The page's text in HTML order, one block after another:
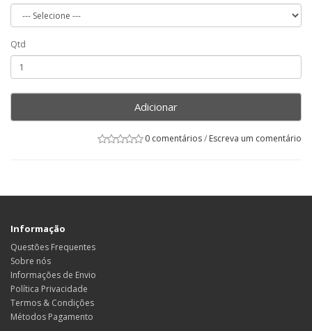
Qtd
Adicionar
0 comentários/ Escreva um comentário
Informação
Questões Frequentes
Sobre nós
Informações de Envio
Política Privacidade
Termos & Condições
Métodos Pagamento